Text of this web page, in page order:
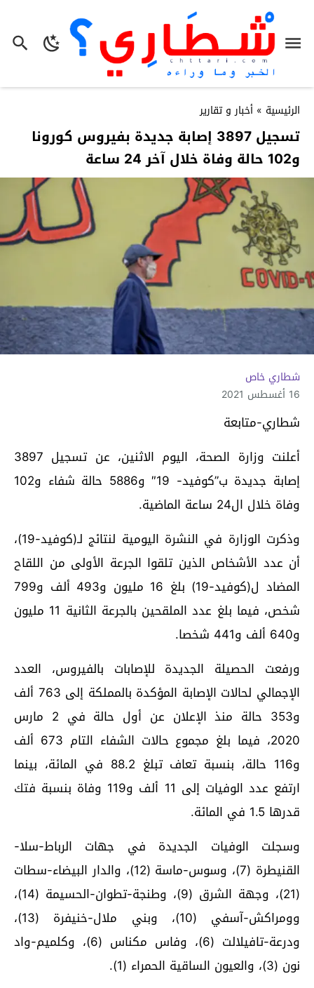
الرئيسية » أخبار و تقارير
تسجيل 3897 إصابة جديدة بفيروس كورونا
و102 حالة وفاة خلال آخر 24 ساعة
شطاري خاص
16 أغسطس 2021
شطاري-متابعة
أعلنت وزارة الصحة، اليوم الاثنين، عن تسجيل 3897
إصابة جديدة ب”كوفيد- 19″ و5886 حالة شفاء و102
وفاة خلال ال24 ساعة الماضية.
وذكرت الوزارة في النشرة اليومية لنتائج لـ(كوفيد-19)،
أن عدد الأشخاص الذين تلقوا الجرعة الأولى من اللقاح
المضاد ل(كوفيد-19) بلغ 16 مليون و493 ألف و799
شخص، فيما بلغ عدد الملقحين بالجرعة الثانية 11 مليون
و640 ألف و441 شخصا.
ورفعت الحصيلة الجديدة للإصابات بالفيروس، العدد
الإجمالي لحالات الإصابة المؤكدة بالمملكة إلى 763 ألف
و353 حالة منذ الإعلان عن أول حالة في 2 مارس
2020، فيما بلغ مجموع حالات الشفاء التام 673 ألف
و116 حالة، بنسبة تعاف تبلغ 88.2 في المائة، بينما
ارتفع عدد الوفيات إلى 11 ألف و119 وفاة بنسبة فتك
قدرها 1.5 في المائة.
وسجلت الوفيات الجديدة في جهات الرباط-سلا-
القنيطرة (7)، وسوس-ماسة (12)، والدار البيضاء-سطات
(21)، وجهة الشرق (9)، وطنجة-تطوان-الحسيمة (14)،
وومراكش-آسفي (10)، وبني ملال-خنيفرة (13)،
ودرعة-تافيلالت (6)، وفاس مكناس (6)، وكلميم-واد
نون (3)، والعيون الساقية الحمراء (1).